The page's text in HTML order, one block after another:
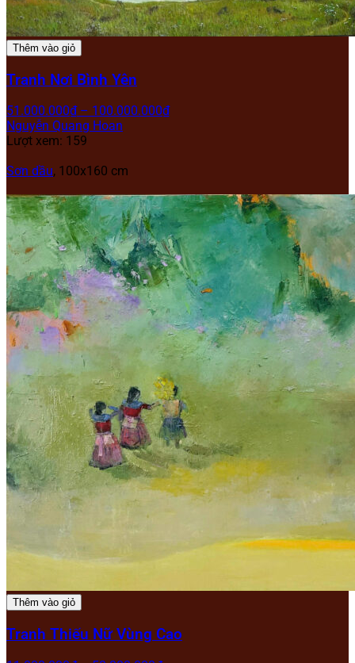
Thêm vào giỏ
Tranh Nơi Bình Yên
51.000.000₫ – 100.000.000₫
Nguyễn Quang Hoan
Lượt xem: 159
Sơn dầu, 100x160 cm
Thêm vào giỏ
Tranh Thiếu Nữ Vùng Cao